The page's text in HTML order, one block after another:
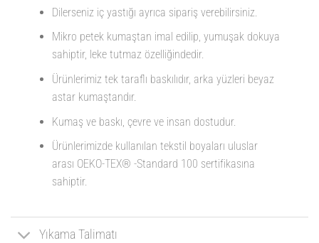
Dilerseniz iç yastığı ayrıca sipariş verebilirsiniz.
Mikro petek kumaştan imal edilip, yumuşak dokuya
sahiptir, leke tutmaz özelliğindedir.
Ürünlerimiz tek taraflı baskılıdır, arka yüzleri beyaz
astar kumaştandır.
Kumaş ve baskı, çevre ve insan dostudur.
Ürünlerimizde kullanılan tekstil boyaları uluslar
arası OEKO-TEX® -Standard 100 sertifikasına
sahiptir.
Yıkama Talimatı